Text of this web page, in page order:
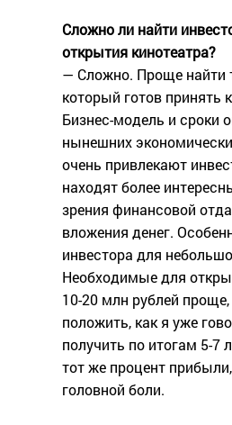
Сложно ли найти
открытия кинотеатра?
— Сложно. Проще найти
который готов принять
Бизнес-модель и сроки
нынешних
очень привлекают
находят более
зрения финансовой
вложения денег.
инвестора для
Необходимые для
10-20 млн рублей проще,
положить, как я уже
получить по итогам 5-7
тот же процент
головной боли.